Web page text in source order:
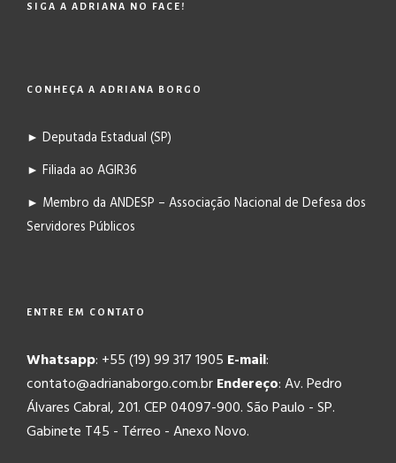
SIGA A ADRIANA NO FACE!
CONHEÇA A ADRIANA BORGO
► Deputada Estadual (SP)
► Filiada ao AGIR36
► Membro da ANDESP – Associação Nacional de Defesa dos
Servidores Públicos
ENTRE EM CONTATO
Whatsapp: +55 (19) 99 317 1905 E-mail:
contato@adrianaborgo.com.brEndereço: Av. Pedro
Álvares Cabral, 201. CEP 04097-900. São Paulo - SP.
Gabinete T45 - Térreo - Anexo Novo.